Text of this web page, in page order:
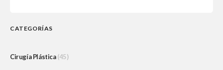
CATEGORÍAS
Cirugía Plástica(45)